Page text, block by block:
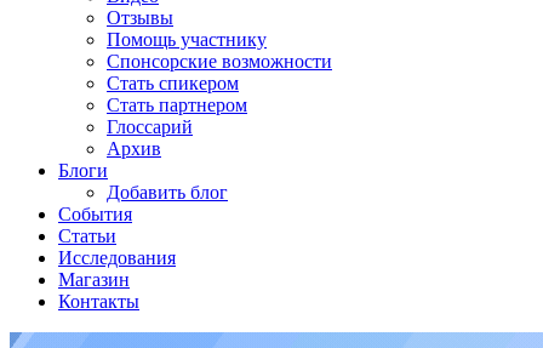
Отзывы
Помощь участнику
Спонсорские возможности
Стать спикером
Стать партнером
Глоссарий
Архив
Блоги
Добавить блог
События
Статьи
Исследования
Магазин
Контакты